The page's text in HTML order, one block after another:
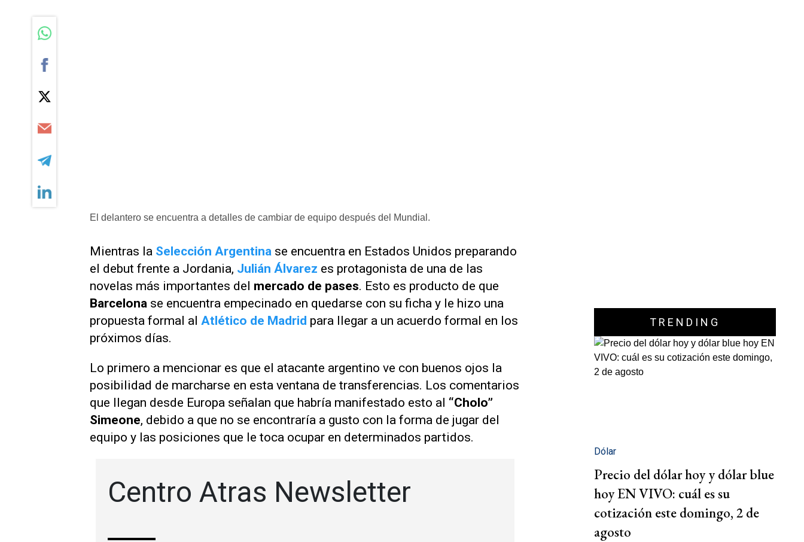
El delantero se encuentra a detalles de cambiar de equipo después del Mundial.
Mientras la Selección Argentina se encuentra en Estados Unidos preparando
el debut frente a Jordania, Julián Álvarez es protagonista de una de las
novelas más importantes del mercado de pases. Esto es producto de que
Barcelona se encuentra empecinado en quedarse con su ficha y le hizo una
propuesta formal al Atlético de Madrid para llegar a un acuerdo formal en los
próximos días.
Lo primero a mencionar es que el atacante argentino ve con buenos ojos la
posibilidad de marcharse en esta ventana de transferencias. Los comentarios
que llegan desde Europa señalan que habría manifestado esto al “Cholo”
Simeone, debido a que no se encontraría a gusto con la forma de jugar del
equipo y las posiciones que le toca ocupar en determinados partidos.
TRENDING
Dólar
Precio del dólar hoy y dólar blue
hoy EN VIVO: cuál es su
cotización este domingo, 2 de
agosto